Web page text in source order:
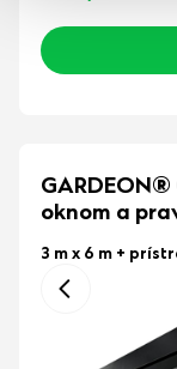
oknom a
3 m x 6 m +